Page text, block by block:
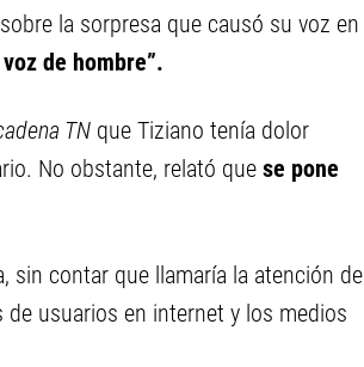
la sorpresa que causó su voz en
de hombre”.
TN que Tiziano tenía dolor
No obstante, relató que se pone
sin contar que llamaría la atención de
usuarios en internet y los medios